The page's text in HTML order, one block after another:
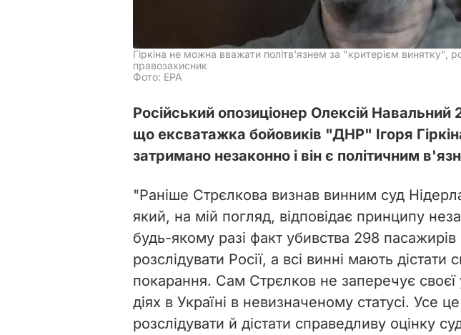
Гіркіна не можна вважати політв'язнем за "критерієм винятку",
правозахисник
Фото: ЕРА
Російський опозиціонер Олексій Навальний
що ексватажка бойовиків "ДНР" Ігоря
затримано незаконно і він є політичним
"Раніше Стрєлкова визнав винним суд
який, на мій погляд, відповідає принципу
будь-якому разі факт убивства 298
розслідувати Росії, а всі винні мають дістати
покарання. Сам Стрєлков не заперечує своєї
діях в Україні в невизначеному статусі. Усе
розслідувати й дістати справедливу оцінку